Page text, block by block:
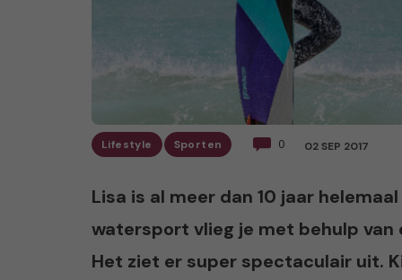
Lifestyle Sporten 0 02 SEP 2017
Lisa is al meer dan 10 jaar
watersport vlieg je met behulp van
Het ziet er super spectaculair uit.